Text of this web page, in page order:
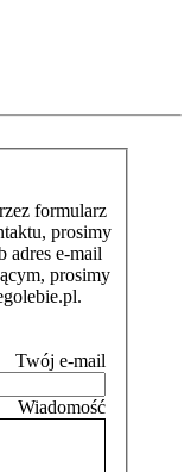
formularz
prosimy
adres e-mail
prosimy
Wiadomość